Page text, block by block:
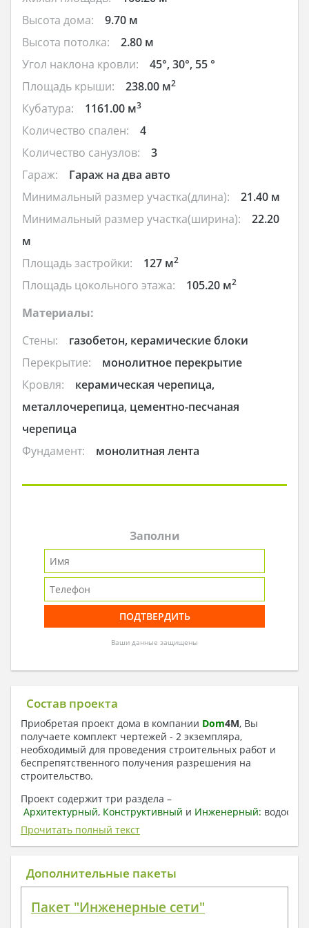
Высота дома:
9.70 м
Высота потолка:
2.80 м
Угол наклона кровли:
45°, 30°, 55 °
Площадь крыши:
238.00 м2
Кубатура: 1161.00 м3
Количество спален:
4
Количество санузлов:
3
Гараж:
Гараж на два авто
Минимальный размер участка(длина):
21.40 м
Минимальный размер участка(ширина):
22.20
м
Площадь застройки:
127 м2
Площадь цокольного этажа: 105.20 м2
Материалы:
Стены:
газобетон, керамические блоки
Перекрытие:
монолитное перекрытие
Кровля:
керамическая черепица,
металлочерепица, цементно-песчаная
черепица
Фундамент:
монолитная лента
Заполни
Ваши данные защищены
Состав проекта
Приобретая проект дома в компании Dom4M, Вы
получаете комплект чертежей - 2 экземпляра,
необходимый для проведения строительных работ и
беспрепятственного получения разрешения на
строительство.
Проект содержит три раздела –
Архитектурный, Конструктивный и Инженерный:
отопление, вентиляция, канализация,
электроснабжение (приобретается за дополнительную
плату) + Пояснительная записка.
1. Архитектурный раздел:
План координационных осей
Прочитать полный текст
Дополнительные пакеты
Пакет "Инженерные сети"